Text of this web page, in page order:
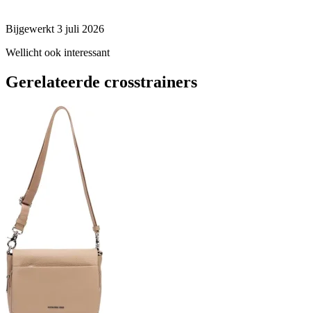
Bijgewerkt 3 juli 2026
Wellicht ook interessant
Gerelateerde crosstrainers